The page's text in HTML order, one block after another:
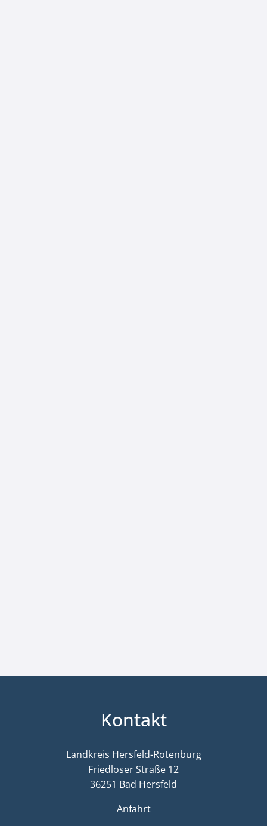
Kontakt
Landkreis Hersfeld-Rotenburg
Friedloser Straße 12
36251 Bad Hersfeld
Anfahrt